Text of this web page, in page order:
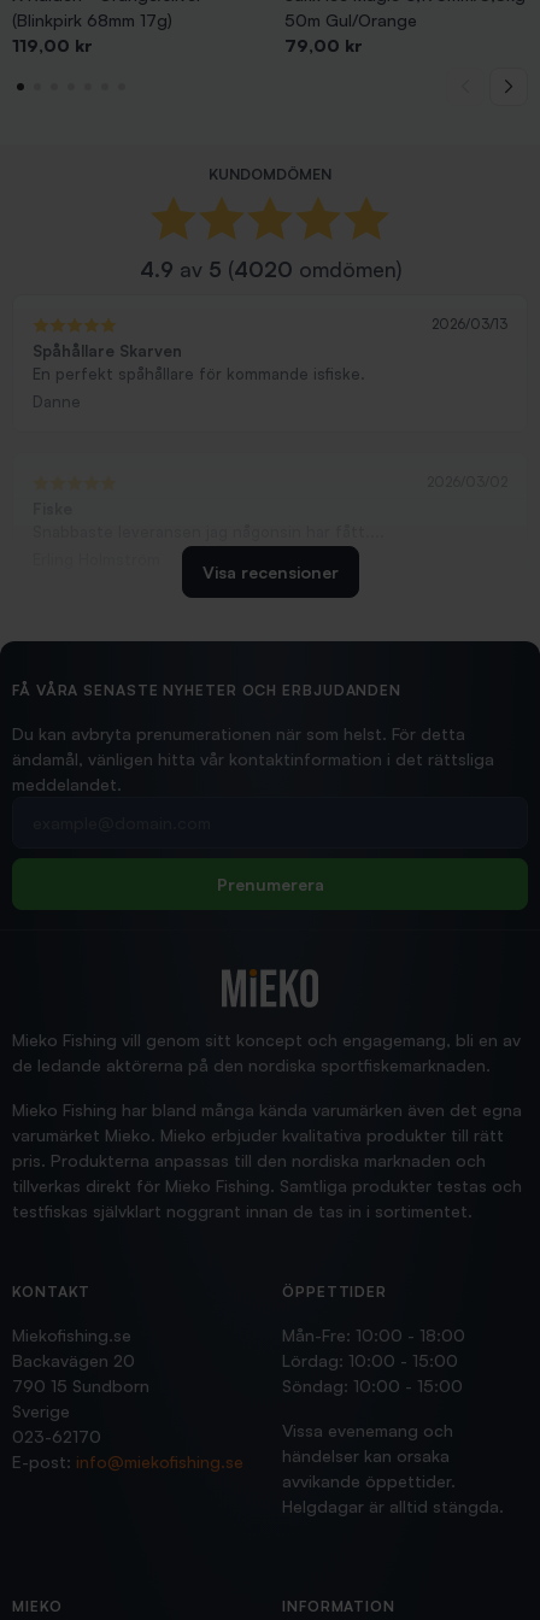
(Blinkpirk 68mm 17g)
Pris
119,00 kr
50m Gul/Orange
Pris
79,00 kr
KUNDOMDÖMEN
4.9 av 5 (4020 omdömen)
2026/03/13
Spåhållare Skarven
En perfekt spåhållare för kommande isfiske.
Danne
2026/02/19
Hittade exakt vad jag behövde. Snabb och bra...
Jensa
Visa recensioner
FÅ VÅRA SENASTE NYHETER OCH ERBJUDANDEN
Du kan avbryta prenumerationen när som helst. För detta
ändamål, vänligen hitta vår kontaktinformation i det rättsliga
meddelandet.
Prenumerera
Mieko Fishing vill genom sitt koncept och engagemang, bli en av
de ledande aktörerna på den nordiska sportfiskemarknaden.
Mieko Fishing har bland många kända varumärken även det egna
varumärket Mieko. Mieko erbjuder kvalitativa produkter till rätt
pris. Produkterna anpassas till den nordiska marknaden och
tillverkas direkt för Mieko Fishing. Samtliga produkter testas och
testfiskas självklart noggrant innan de tas in i sortimentet.
KONTAKT
Miekofishing.se
Backavägen 20
790 15 Sundborn
Sverige
023-62170
E-post: info@miekofishing.se
ÖPPETTIDER
Mån-Fre: 10:00 - 18:00
Lördag: 10:00 - 15:00
Söndag: 10:00 - 15:00
Vissa evenemang och
händelser kan orsaka
avvikande öppettider.
Helgdagar är alltid stängda.
MIEKO INFORMATION